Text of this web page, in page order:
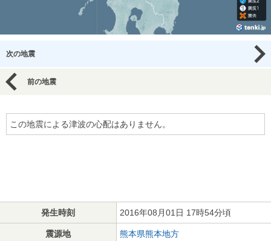
次の地震
前の地震
この地震による津波の心配はありません。
発生時刻 2016年08月01日 17時54分頃
震源地 熊本県熊本地方